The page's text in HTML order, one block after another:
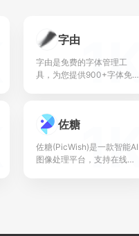
字由
字由是免费的字体管理工
具，为您提供900+字体免
Sketch、CDR等设计软件
中一键应用字体，...
1K
佐糖
佐糖(PicWish)是一款智能AI
图像处理平台，支持在线抠
1K